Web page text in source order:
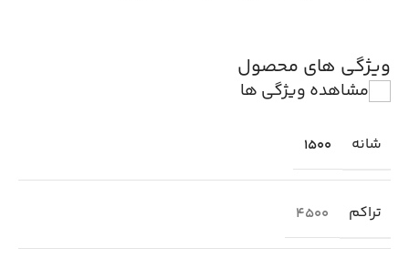
ویژگی های محصول
مشاهده ویژگی ها
شانه 1500
تراکم 4500